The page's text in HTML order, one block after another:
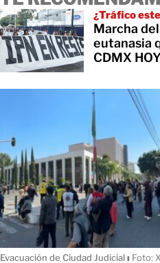
¿Tráfico
Marcha
eutanasia
CDMX
Evacuación de Ciudad Judicialı Foto: